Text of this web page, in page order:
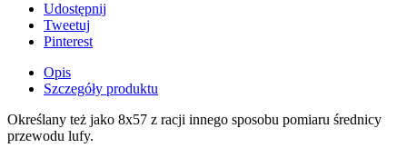
Udostępnij
Tweetuj
Pinterest
Opis
Szczegóły produktu
Określany też jako 8x57 z racji innego sposobu pomiaru średnicy
przewodu lufy.